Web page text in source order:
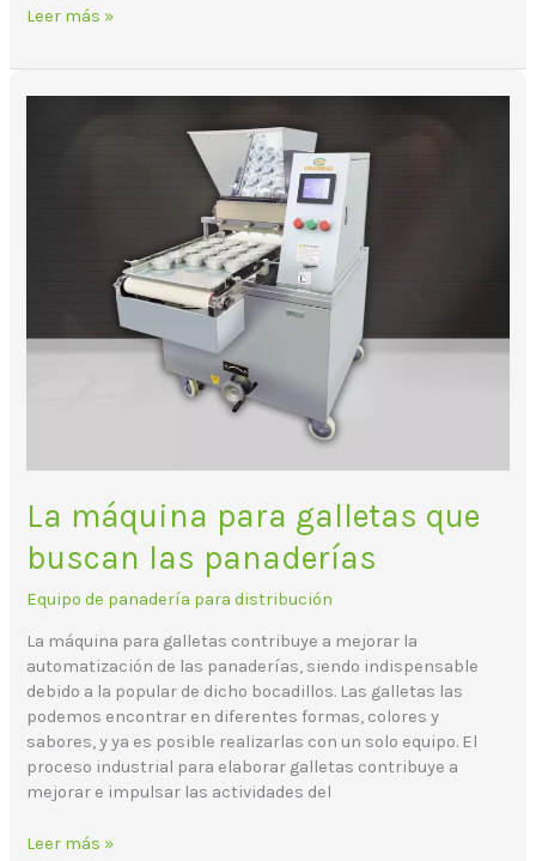
Leer más »
La máquina para galletas que
buscan las panaderías
Equipo de panadería para distribución
La máquina para galletas contribuye a mejorar la
automatización de las panaderías, siendo indispensable
debido a la popular de dicho bocadillos. Las galletas las
podemos encontrar en diferentes formas, colores y
sabores, y ya es posible realizarlas con un solo equipo. El
proceso industrial para elaborar galletas contribuye a
mejorar e impulsar las actividades del
panaderías
Leer más »